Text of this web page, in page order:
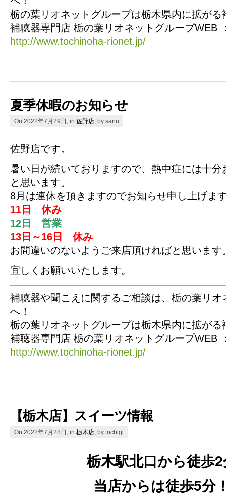
栃の葉リオネットグループは栃木県内に拡がる
補聴器専門店 栃の葉リオネットグループWEB
http://www.tochinoha-rionet.jp/
夏季休暇のお知らせ
On 2022年7月29日, in 佐野店 , by sano
佐野店です。
暑い日が続いておりますので、熱中症には十
と思います。
8月は連休を頂きますのでお知らせ申し上げま
11日 休み
12日 営業
13日～16日 休み
お間違いのないようご来店頂ければと思います
宜しくお願いいたします。
補聴器や聞こえに関するご相談は、栃の葉リオ
へ！
栃の葉リオネットグループは栃木県内に拡がる
補聴器専門店 栃の葉リオネットグループWEB
http://www.tochinoha-rionet.jp/
【栃木店】スイーツ情報
On 2022年7月28日, in 栃木店 , by tochigi
栃木駅北口から徒歩
当店からは徒歩5分